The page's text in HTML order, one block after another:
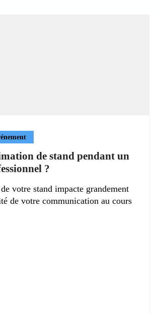
de stand pendant un
?
votre stand impacte grandement
de votre communication au cours